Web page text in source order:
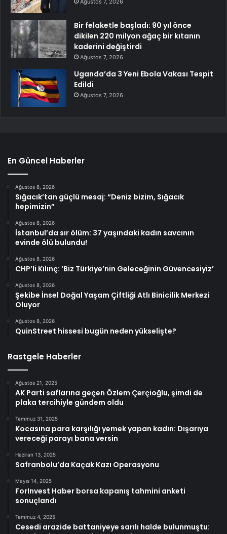
Bir felaketle başladı: 90 yıl önce
dikilen 220 milyon ağaç bir kıtanın
kaderini değiştirdi
Ağustos 7, 2026
Uganda’da 3 Yeni Ebola Vakası Tespit
Edildi
Ağustos 7, 2026
En Güncel Haberler
Ağustos 8, 2026
Sığacık’tan güçlü mesaj: “Deniz bizim, Sığacık
hepimizin”
Ağustos 8, 2026
İstanbul’da sır ölüm: 37 yaşındaki kadın savcının
evinde ölü bulundu!
Ağustos 8, 2026
CHP’li Kılınç: ‘Biz Türkiye’nin Geleceğinin Güvencesiyiz’
Ağustos 8, 2026
Şekibe İnsel Doğal Yaşam Çiftliği Atlı Binicilik Merkezi
Oluyor
Ağustos 8, 2026
QuinStreet hissesi bugün neden yükselişte?
Rastgele Haberler
Ağustos 21, 2025
AK Parti saflarına geçen Özlem Çerçioğlu, şimdi de
plaka tercihiyle gündem oldu
Temmuz 31, 2025
Kocasına para karşılığı yemek yapan kadın: Dışarıya
vereceği parayı bana versin
Haziran 13, 2025
Safranbolu’da Kaçak Kazı Operasyonu
Mayıs 14, 2025
ForInvest Haber borsa kapanış tahmini anketi
sonuçlandı
Temmuz 4, 2025
Cesedi arazide battaniyeye sarılı halde bulunmuştu: